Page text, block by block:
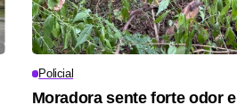
Policial
Moradora sente forte odor e